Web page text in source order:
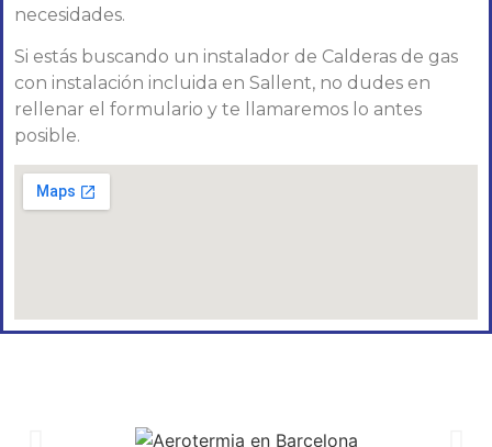
necesidades.
Si estás buscando un instalador de Calderas de gas
con instalación incluida en Sallent, no dudes en
rellenar el formulario y te llamaremos lo antes
posible.